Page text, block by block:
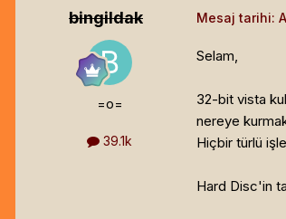
bingildak
=o=
39.1k
Mesaj tarihi:
Selam,
32-bit vista
nereye
Hiçbir türlü
Hard Disc'in